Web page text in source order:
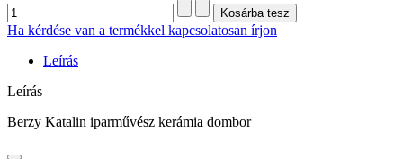
Ha kérdése van a termékkel kapcsolatosan írjon
Leírás
Leírás
Berzy Katalin iparművész kerámia dombor